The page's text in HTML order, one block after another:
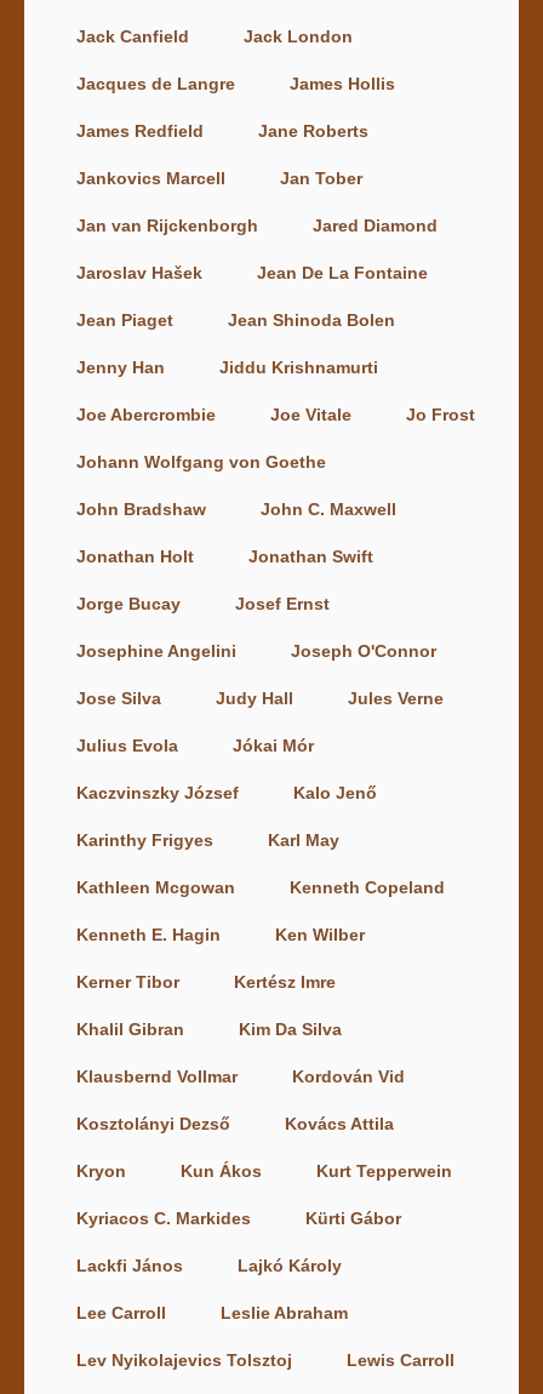
Jack Canfield Jack London
Jacques de Langre James Hollis
James Redfield Jane Roberts
Jankovics Marcell Jan Tober
Jan van Rijckenborgh Jared Diamond
Jaroslav Hašek Jean De La Fontaine
Jean Piaget Jean Shinoda Bolen
Jenny Han Jiddu Krishnamurti
Joe Abercrombie Joe Vitale Jo Frost
Johann Wolfgang von Goethe
John Bradshaw John C. Maxwell
Jonathan Holt Jonathan Swift
Jorge Bucay Josef Ernst
Josephine Angelini Joseph O'Connor
Jose Silva Judy Hall Jules Verne
Julius Evola Jókai Mór
Kaczvinszky József Kalo Jenő
Karinthy Frigyes Karl May
Kathleen Mcgowan Kenneth Copeland
Kenneth E. Hagin Ken Wilber
Kerner Tibor Kertész Imre
Khalil Gibran Kim Da Silva
Klausbernd Vollmar Kordován Vid
Kosztolányi Dezső Kovács Attila
Kryon Kun Ákos Kurt Tepperwein
Kyriacos C. Markides Kürti Gábor
Lackfi János Lajkó Károly
Lee Carroll Leslie Abraham
Lev Nyikolajevics Tolsztoj Lewis Carroll